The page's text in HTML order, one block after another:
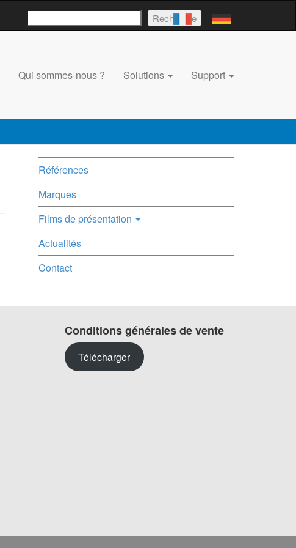
Rechercher Recherche
Qui sommes-nous ? Solutions Support
Références
Marques
Films de présentation
Actualités
Contact
Conditions générales de vente
Télécharger